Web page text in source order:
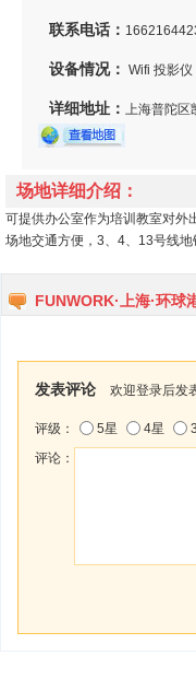
联系电话：
设备情况： Wifi 投影
详细地址： 上海普陀区
场地详细介绍：
可提供办公室作为培训教室对外
场地交通方便，3、4、13号线地
FUNWORK·上海·环球
发表评论 欢迎登录后发
评级： 5星 4星
评论：